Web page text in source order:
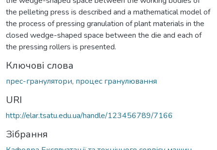
the pelleting press is described and a mathematical model of
the process of pressing granulation of plant materials in the
closed wedge-shaped space between the die and each of
the pressing rollers is presented.
Ключові слова
прес-гранулятори, процес гранулювання
URI
http://elar.tsatu.edu.ua/handle/123456789/7166
Зібрання